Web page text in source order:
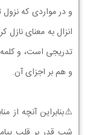
و در مواردی که
انزال به معنای
تدریجی است، و
و هم بر اجزای آن.
⚠️بنابراین آنچه از